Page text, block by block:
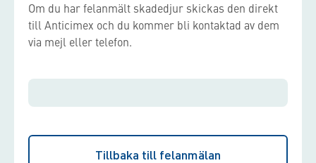
Om du har felanmält skadedjur skickas den direkt
till Anticimex och du kommer bli kontaktad av dem
via mejl eller telefon.
Tillbaka till felanmälan